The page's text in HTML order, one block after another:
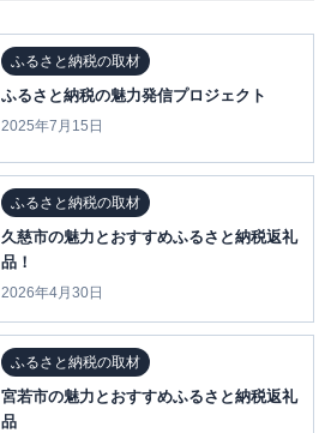
ふるさと納税の取材
ふるさと納税の魅力発信プロジェクト
2025年7月15日
ふるさと納税の取材
久慈市の魅力とおすすめふるさと納税返礼
品！
2026年4月30日
ふるさと納税の取材
宮若市の魅力とおすすめふるさと納税返礼
品